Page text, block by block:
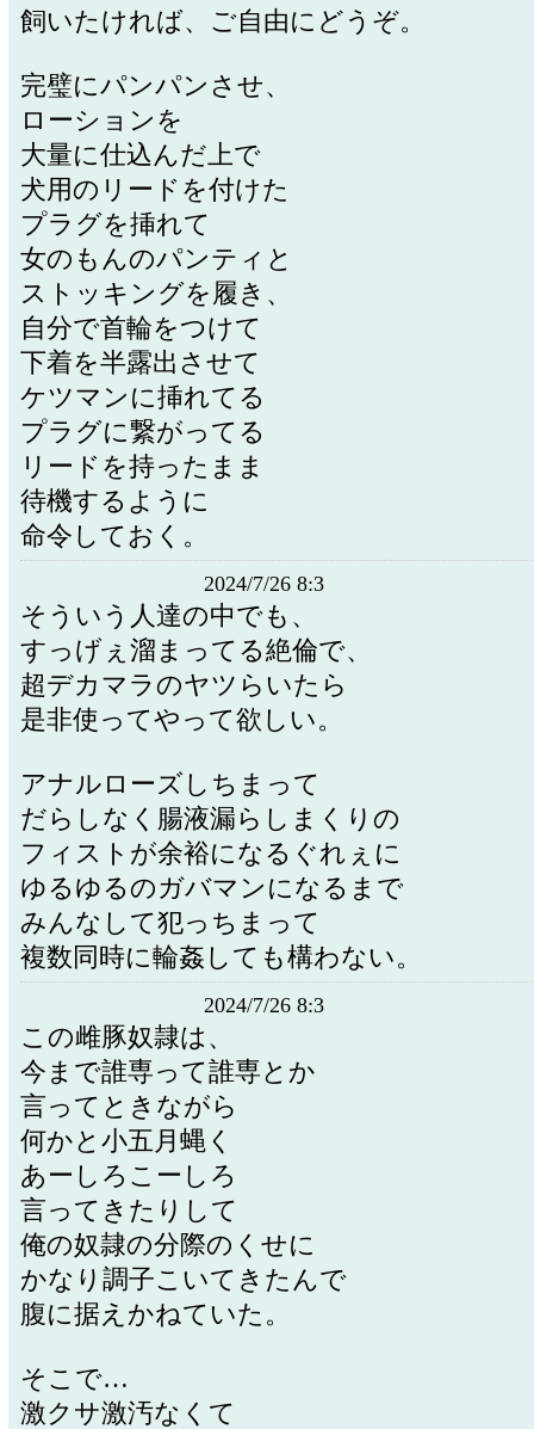
飼いたければ、ご自由にどうぞ。
完璧にパンパンさせ、
ローションを
大量に仕込んだ上で
犬用のリードを付けた
プラグを挿れて
女のもんのパンティと
ストッキングを履き、
自分で首輪をつけて
下着を半露出させて
ケツマンに挿れてる
プラグに繋がってる
リードを持ったまま
待機するように
命令しておく。
2024/7/26 8:3
そういう人達の中でも、
すっげぇ溜まってる絶倫で、
超デカマラのヤツらいたら
是非使ってやって欲しい。
アナルローズしちまって
だらしなく腸液漏らしまくりの
フィストが余裕になるぐれぇに
ゆるゆるのガバマンになるまで
みんなして犯っちまって
複数同時に輪姦しても構わない。
2024/7/26 8:3
この雌豚奴隷は、
今まで誰専って誰専とか
言ってときながら
何かと小五月蝿く
あーしろこーしろ
言ってきたりして
俺の奴隷の分際のくせに
かなり調子こいてきたんで
腹に据えかねていた。
そこで…
激クサ激汚なくて